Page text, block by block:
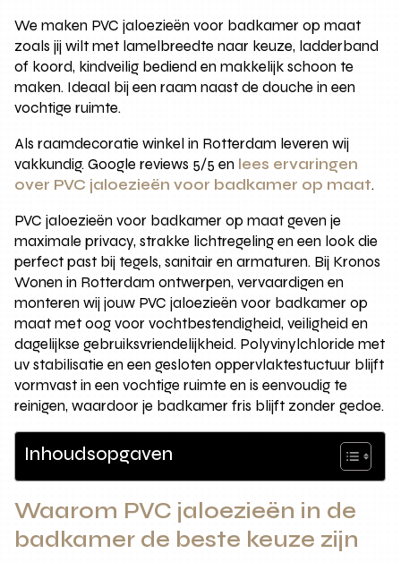
We maken PVC jaloezieën voor badkamer op maat
zoals jij wilt met lamelbreedte naar keuze, ladderband
of koord, kindveilig bediend en makkelijk schoon te
maken. Ideaal bij een raam naast de douche in een
vochtige ruimte.
Als raamdecoratie winkel in Rotterdam leveren wij
vakkundig. Google reviews 5/5 en lees ervaringen
over PVC jaloezieën voor badkamer op maat.
PVC jaloezieën voor badkamer op maat geven je
maximale privacy, strakke lichtregeling en een look die
perfect past bij tegels, sanitair en armaturen. Bij Kronos
Wonen in Rotterdam ontwerpen, vervaardigen en
monteren wij jouw PVC jaloezieën voor badkamer op
maat met oog voor vochtbestendigheid, veiligheid en
dagelijkse gebruiksvriendelijkheid. Polyvinylchloride met
uv stabilisatie en een gesloten oppervlaktestuctuur blijft
vormvast in een vochtige ruimte en is eenvoudig te
reinigen, waardoor je badkamer fris blijft zonder gedoe.
Inhoudsopgaven
Waarom PVC jaloezieën in de
badkamer de beste keuze zijn